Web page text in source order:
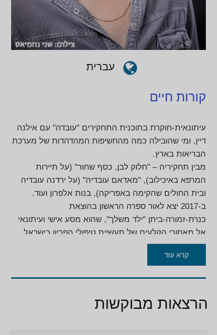
עברית
קורות חיים
עיתונאית-חוקרת בתוכנית התחקירים "עובדה" עם אילנה
דיין, ומי שהובילה כמה מהחשיפות המהדהדות של מערכת
הבריאות בארץ.
מבין תחקיריה – "חלוק לבן, כסף שחור" (על תיירות
המרפא באיכילוב), "מאדאם עובדיה" (על ירדנה עובדיה
ובית החולים שהקימה באפריקה), בנות אלפרון ועוד.
ב-2017 יצא לאור ספרה הראשון בהוצאת
כנרת-זמורה-ביתן "ילד משלך", שהוא מסע אישי ועיתונאי
אל מאחורי הקלעים של תעשיית טיפולי הפריון בישראל.
קישור לכתבה על עמוס עוז בתוכנית "עובדה"
קרא עוד
הרצאות מבוקשות